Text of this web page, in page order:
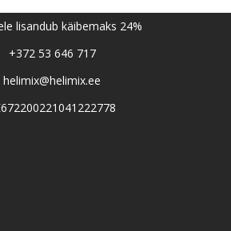
lisandub käibemaks 24%
+372 53 646 717
helimix@helimix.ee